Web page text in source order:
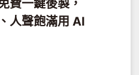
費一鍵後製，
人聲飽滿用 AI